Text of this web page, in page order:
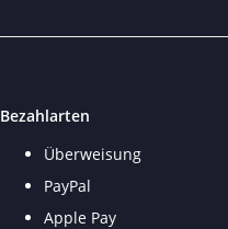
Bezahlarten
Überweisung
PayPal
Apple Pay